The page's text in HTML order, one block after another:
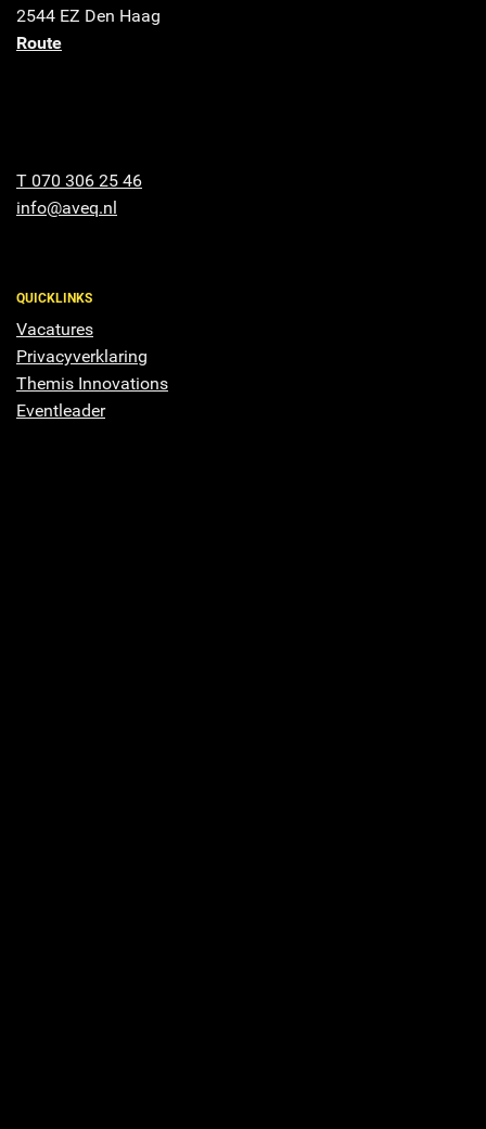
2544 EZ Den Haag
Route
T 070 306 25 46
info@aveq.nl
QUICKLINKS
Vacatures
Privacyverklaring
Themis Innovations
Eventleader